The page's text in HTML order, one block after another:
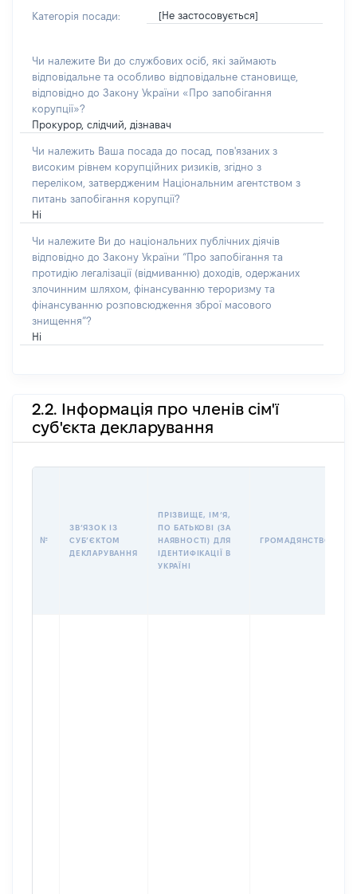
Категорія посади: [Не застосовується]
Чи належите Ви до службових осіб, які займають
відповідальне та особливо відповідальне становище,
відповідно до Закону України «Про запобігання
корупції»?
Прокурор, слідчий, дізнавач
Чи належить Ваша посада до посад, пов'язаних з
високим рівнем корупційних ризиків, згідно з
переліком, затвердженим Національним агентством з
питань запобігання корупції?
Ні
Чи належите Ви до національних публічних діячів
відповідно до Закону України “Про запобігання та
протидію легалізації (відмиванню) доходів, одержаних
злочинним шляхом, фінансуванню тероризму та
фінансуванню розповсюдження зброї масового
знищення”?
Ні
2.2. Інформація про членів сім'ї
суб'єкта декларування
№
ЗВʼЯЗОК ІЗ
СУБʼЄКТОМ
ДЕКЛАРУВАННЯ
ПРІЗВИЩЕ, ІМʼЯ,
ПО БАТЬКОВІ (ЗА
НАЯВНОСТІ) ДЛЯ
ІДЕНТИФІКАЦІЇ В
УКРАЇНІ
ГРОМАДЯНСТВО